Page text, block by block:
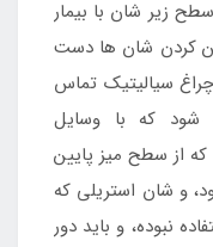
زیر شان با بیمار
کردن شان ها دست
چراغ سیالیتیک تماس
شود که با وسایل
از سطح میز پایین
و شان استریلی که
نبوده، و باید دور